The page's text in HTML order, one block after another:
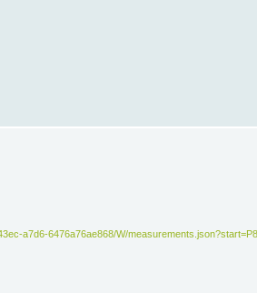
a7d6-6476a76ae868/W/